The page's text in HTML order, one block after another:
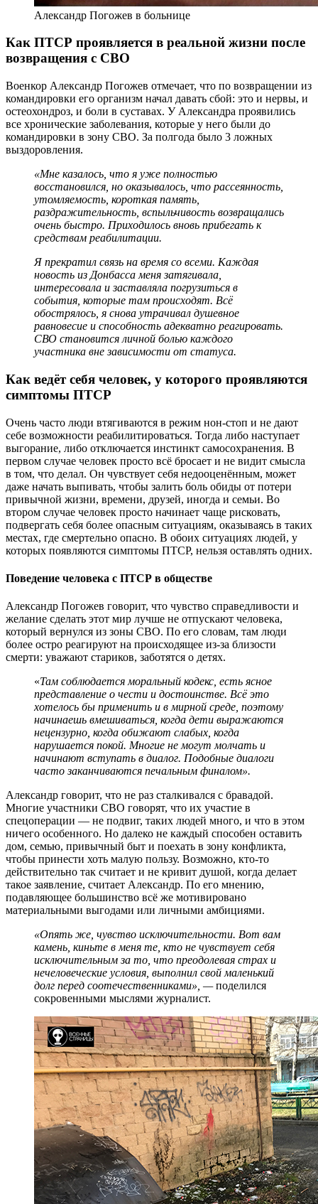
Александр Погожев в больнице
Как ПТСР проявляется в реальной жизни после
возвращения с СВО
Военкор Александр Погожев отмечает, что по возвращении из
командировки его организм начал давать сбой: это и нервы, и
остеохондроз, и боли в суставах. У Александра проявились
все хронические заболевания, которые у него были до
командировки в зону СВО. За полгода было 3 ложных
выздоровления.
«Мне казалось, что я уже полностью
восстановился, но оказывалось, что рассеянность,
утомляемость, короткая память,
раздражительность, вспыльчивость возвращались
очень быстро. Приходилось вновь прибегать к
средствам реабилитации.
Я прекратил связь на время со всеми. Каждая
новость из Донбасса меня затягивала,
интересовала и заставляла погрузиться в
события, которые там происходят. Всё
обострялось, я снова утрачивал душевное
равновесие и способность адекватно реагировать.
СВО становится личной болью каждого
участника вне зависимости от статуса.
Как ведёт себя человек, у которого проявляются
симптомы ПТСР
Очень часто люди втягиваются в режим нон-стоп и не дают
себе возможности реабилитироваться. Тогда либо наступает
выгорание, либо отключается инстинкт самосохранения. В
первом случае человек просто всё бросает и не видит смысла
в том, что делал. Он чувствует себя недооценённым, может
даже начать выпивать, чтобы залить боль обиды от потери
привычной жизни, времени, друзей, иногда и семьи. Во
втором случае человек просто начинает чаще рисковать,
подвергать себя более опасным ситуациям, оказываясь в таких
местах, где смертельно опасно. В обоих ситуациях людей, у
которых появляются симптомы ПТСР, нельзя оставлять одних.
Поведение человека с ПТСР в обществе
Александр Погожев говорит, что чувство справедливости и
желание сделать этот мир лучше не отпускают человека,
который вернулся из зоны СВО. По его словам, там люди
более остро реагируют на происходящее из-за близости
смерти: уважают стариков, заботятся о детях.
«Там соблюдается моральный кодекс, есть ясное
представление о чести и достоинстве. Всё это
хотелось бы применить и в мирной среде, поэтому
начинаешь вмешиваться, когда дети выражаются
нецензурно, когда обижают слабых, когда
нарушается покой. Многие не могут молчать и
начинают вступать в диалог. Подобные диалоги
часто заканчиваются печальным финалом».
Александр говорит, что не раз сталкивался с бравадой.
Многие участники СВО говорят, что их участие в
спецоперации — не подвиг, таких людей много, и что в этом
ничего особенного. Но далеко не каждый способен оставить
дом, семью, привычный быт и поехать в зону конфликта,
чтобы принести хоть малую пользу. Возможно, кто-то
действительно так считает и не кривит душой, когда делает
такое заявление, считает Александр. По его мнению,
подавляющее большинство всё же мотивировано
материальными выгодами или личными амбициями.
«Опять же, чувство исключительности. Вот вам
камень, киньте в меня те, кто не чувствует себя
исключительным за то, что преодолевая страх и
нечеловеческие условия, выполнил свой маленький
долг перед соотечественниками», —поделился
сокровенными мыслями журналист.